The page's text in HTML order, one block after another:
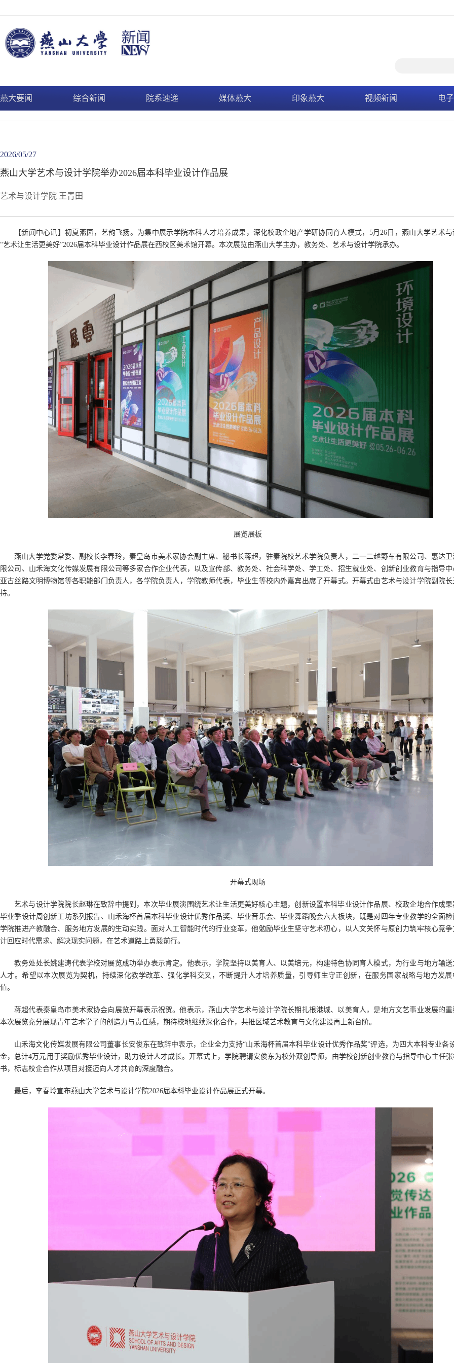
燕大要闻 综合新闻 院系速递 媒体燕大 印象燕大 视频新闻 电
2026/05/27
燕山大学艺术与设计学院举办2026届本科毕业设计作品展
艺术与设计学院 王青田
【新闻中心讯】初夏燕园，艺韵飞扬。为集中展示学院本科人才培养成果，深化校政企地产学研协同育人模式，5月26日，燕山大学艺术
“艺术让生活更美好”2026届本科毕业设计作品展在西校区美术馆开幕。本次展览由燕山大学主办，教务处、艺术与设计学院承办。
展览展板
燕山大学党委常委、副校长李春玲，秦皇岛市美术家协会副主席、秘书长蒋超，驻秦院校艺术学院负责人，二一二越野车有限公司、惠达
限公司、山禾海文化传媒发展有限公司等多家合作企业代表，以及宣传部、教务处、社会科学处、学工处、招生就业处、创新创业教育与指导
亚古丝路文明博物馆等各职能部门负责人，各学院负责人，学院教师代表，毕业生等校内外嘉宾出席了开幕式。开幕式由艺术与设计学院副院
持。
开幕式现场
艺术与设计学院院长赵琳在致辞中提到，本次毕业展演围绕艺术让生活更美好核心主题，创新设置本科毕业设计作品展、校政企地合作成
毕业季设计周创新工坊系列报告、山禾海杯首届本科毕业设计优秀作品奖、毕业音乐会、毕业舞蹈晚会六大板块，既是对四年专业教学的全面
学院推进产教融合、服务地方发展的生动实践。面对人工智能时代的行业变革，他勉励毕业生坚守艺术初心，以人文关怀与原创力筑牢核心竞
计回应时代需求、解决现实问题，在艺术道路上勇毅前行。
教务处处长姚建涛代表学校对展览成功举办表示肯定。他表示，学院坚持以美育人、以美培元，构建特色协同育人模式，为行业与地方输
人才。希望以本次展览为契机，持续深化教学改革、强化学科交叉，不断提升人才培养质量，引导师生守正创新，在服务国家战略与地方发展
值。
蒋超代表秦皇岛市美术家协会向展览开幕表示祝贺。他表示，燕山大学艺术与设计学院长期扎根港城、以美育人，是地方文艺事业发展的
本次展览充分展现青年艺术学子的创造力与责任感，期待校地继续深化合作，共推区域艺术教育与文化建设再上新台阶。
山禾海文化传媒发展有限公司董事长安俊东在致辞中表示，企业全力支持“山禾海杯首届本科毕业设计优秀作品奖”评选，为四大本科专业各
金，总计4万元用于奖励优秀毕业设计，助力设计人才成长。开幕式上，学院聘请安俊东为校外双创导师，由学校创新创业教育与指导中心主任
书，标志校企合作从项目对接迈向人才共育的深度融合。
最后，李春玲宣布燕山大学艺术与设计学院2026届本科毕业设计作品展正式开幕。